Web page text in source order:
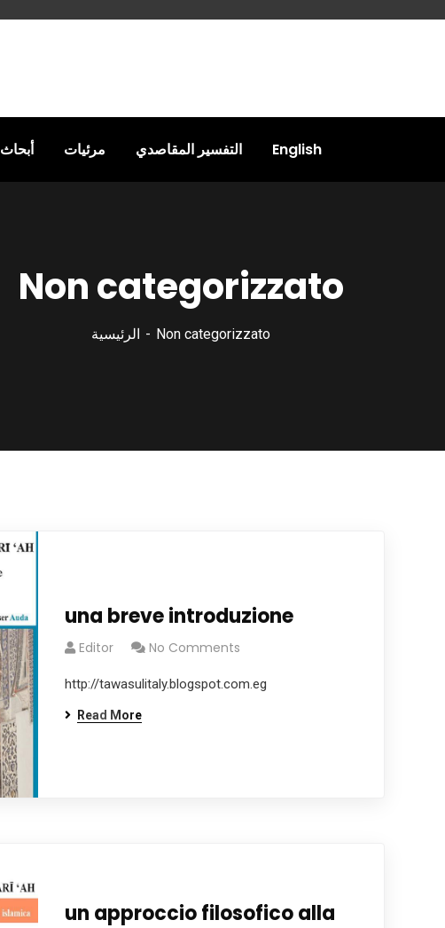
أبحاث مرئيات التفسير المقاصدي English
Non categorizzato
الرئيسية Non categorizzato
una breve introduzione
Editor No Comments
http://tawasulitaly.blogspot.com.eg
Read More
un approccio filosofico alla